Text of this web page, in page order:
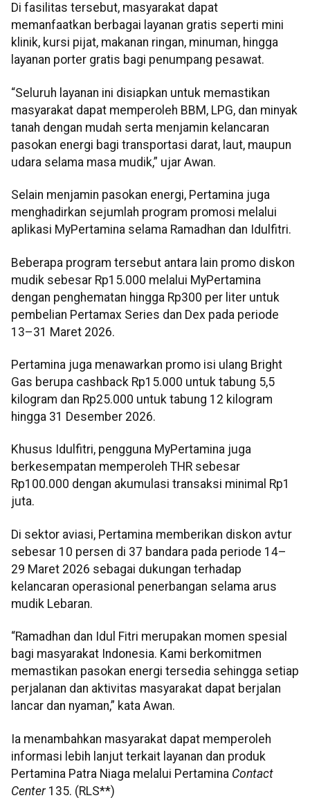
Di fasilitas tersebut, masyarakat dapat
memanfaatkan berbagai layanan gratis seperti mini
klinik, kursi pijat, makanan ringan, minuman, hingga
layanan porter gratis bagi penumpang pesawat.
“Seluruh layanan ini disiapkan untuk memastikan
masyarakat dapat memperoleh BBM, LPG, dan minyak
tanah dengan mudah serta menjamin kelancaran
pasokan energi bagi transportasi darat, laut, maupun
udara selama masa mudik,” ujar Awan.
Selain menjamin pasokan energi, Pertamina juga
menghadirkan sejumlah program promosi melalui
aplikasi MyPertamina selama Ramadhan dan Idulfitri.
Beberapa program tersebut antara lain promo diskon
mudik sebesar Rp15.000 melalui MyPertamina
dengan penghematan hingga Rp300 per liter untuk
pembelian Pertamax Series dan Dex pada periode
13–31 Maret 2026.
Pertamina juga menawarkan promo isi ulang Bright
Gas berupa cashback Rp15.000 untuk tabung 5,5
kilogram dan Rp25.000 untuk tabung 12 kilogram
hingga 31 Desember 2026.
Khusus Idulfitri, pengguna MyPertamina juga
berkesempatan memperoleh THR sebesar
Rp100.000 dengan akumulasi transaksi minimal Rp1
juta.
Di sektor aviasi, Pertamina memberikan diskon avtur
sebesar 10 persen di 37 bandara pada periode 14–
29 Maret 2026 sebagai dukungan terhadap
kelancaran operasional penerbangan selama arus
mudik Lebaran.
“Ramadhan dan Idul Fitri merupakan momen spesial
bagi masyarakat Indonesia. Kami berkomitmen
memastikan pasokan energi tersedia sehingga setiap
perjalanan dan aktivitas masyarakat dapat berjalan
lancar dan nyaman,” kata Awan.
Ia menambahkan masyarakat dapat memperoleh
informasi lebih lanjut terkait layanan dan produk
Pertamina Patra Niaga melalui Pertamina Contact
Center 135. (RLS**)